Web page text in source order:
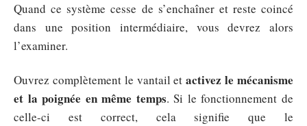
Quand ce système cesse de s’enchaîner et reste coincé
dans une position intermédiaire, vous devrez alors
l’examiner.
Ouvrez complètement le vantail etactivez le mécanisme
et la poignée en même temps. Si le fonctionnement de
celle-ci est correct, cela signifie que le